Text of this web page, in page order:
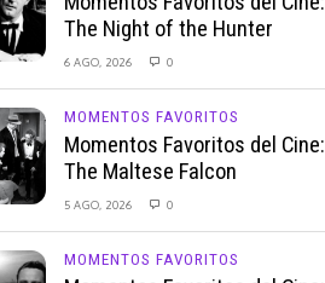
The Night of the Hunter
6 AGO, 2026 0
MOMENTOS FAVORITOS
Momentos Favoritos del Cine:
The Maltese Falcon
5 AGO, 2026 0
MOMENTOS FAVORITOS